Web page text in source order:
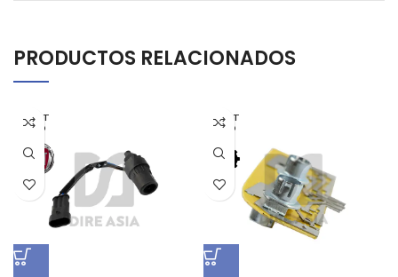
PRODUCTOS RELACIONADOS
AGOT
ADO
AGOT
ADO